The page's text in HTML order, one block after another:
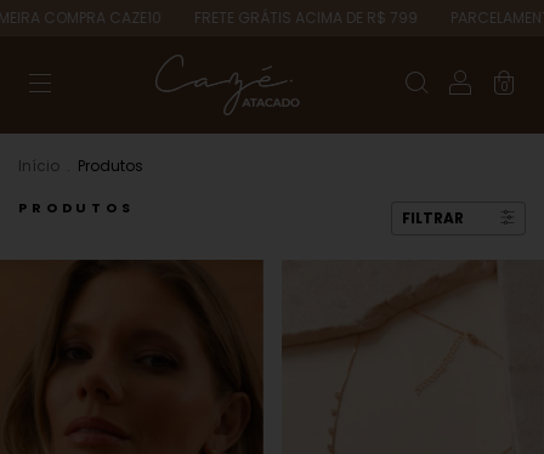
CAZE10 FRETE GRÁTIS ACIMA DE R$ 799 PARCELAMENTO EM
0
Início Produtos
PRODUTOS FILTRAR